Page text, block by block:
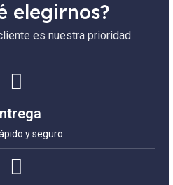
elegirnos?
es nuestra prioridad
y seguro